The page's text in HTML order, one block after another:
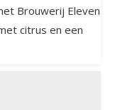
Brouwerij Eleven
citrus en een